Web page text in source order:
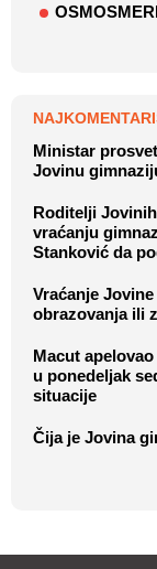
Ministar
Jovinu
Roditelji
vraćanju
Stanković da
Vraćanje
obrazovanja ili
Macut
u ponedeljak
situacije
Čija je Jovina